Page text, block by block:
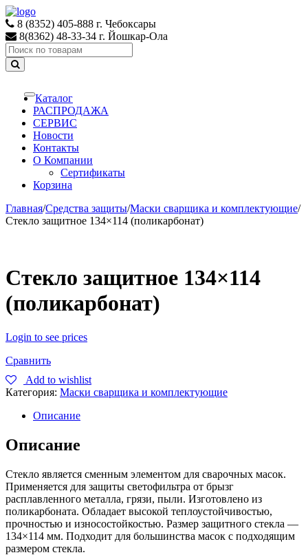
Skip
to
navigation
Skip
to
content
8 (8352) 405-888 г. Чебоксары
8(8362) 48-33-34 г. Йошкар-Ола
Search
for:
Toggle
navigation
Каталог
РАСПРОДАЖА
СЕРВИС
Новости
Контакты
О Компании
Сертификаты
Корзина
Главная/Средства защиты/Маски сварщика и комплектующие/
Стекло защитное 134×114 (поликарбонат)
Стекло защитное 134×114
(поликарбонат)
Login to see prices
Сравнить
Add to wishlist
Категория: Маски сварщика и комплектующие
Описание
Описание
Стекло является сменным элементом для сварочных масок.
Применяется для защиты светофильтра от брызг
расплавленного металла, грязи, пыли. Изготовлено из
поликарбоната. Обладает высокой теплоустойчивостью,
прочностью и износостойкостью. Размер защитного стекла —
134×114 мм. Подходит для большинства масок с подходящим
размером стекла.